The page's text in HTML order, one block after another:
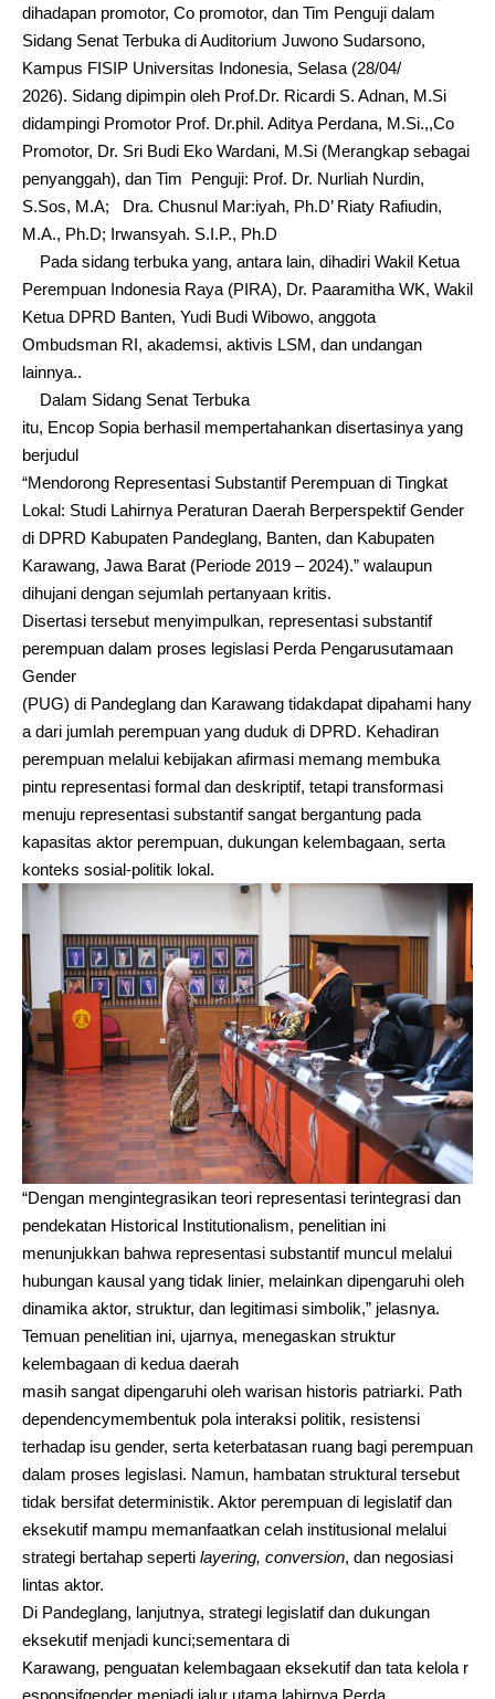
dihadapan promotor, Co promotor, dan Tim Penguji dalam
Sidang Senat Terbuka di Auditorium Juwono Sudarsono,
Kampus FISIP Universitas Indonesia, Selasa (28/04/
2026). Sidang dipimpin oleh Prof.Dr. Ricardi S. Adnan, M.Si
didampingi Promotor Prof. Dr.phil. Aditya Perdana, M.Si.,,Co
Promotor, Dr. Sri Budi Eko Wardani, M.Si (Merangkap sebagai
penyanggah), dan Tim Penguji: Prof. Dr. Nurliah Nurdin,
S.Sos, M.A; Dra. Chusnul Mar:iyah, Ph.D’ Riaty Rafiudin,
M.A., Ph.D; Irwansyah. S.I.P., Ph.D
Pada sidang terbuka yang, antara lain, dihadiri Wakil Ketua
Perempuan Indonesia Raya (PIRA), Dr. Paaramitha WK, Wakil
Ketua DPRD Banten, Yudi Budi Wibowo, anggota
Ombudsman RI, akademsi, aktivis LSM, dan undangan
lainnya..
Dalam Sidang Senat Terbuka
itu, Encop Sopia berhasil mempertahankan disertasinya yang
berjudul
“Mendorong Representasi Substantif Perempuan di Tingkat
Lokal: Studi Lahirnya Peraturan Daerah Berperspektif Gender
di DPRD Kabupaten Pandeglang, Banten, dan Kabupaten
Karawang, Jawa Barat (Periode 2019 – 2024).” walaupun
dihujani dengan sejumlah pertanyaan kritis.
Disertasi tersebut menyimpulkan, representasi substantif
perempuan dalam proses legislasi Perda Pengarusutamaan
Gender
(PUG) di Pandeglang dan Karawang tidakdapat dipahami hany
a dari jumlah perempuan yang duduk di DPRD. Kehadiran
perempuan melalui kebijakan afirmasi memang membuka
pintu representasi formal dan deskriptif, tetapi transformasi
menuju representasi substantif sangat bergantung pada
kapasitas aktor perempuan, dukungan kelembagaan, serta
konteks sosial-politik lokal.
“Dengan mengintegrasikan teori representasi terintegrasi dan
pendekatan Historical Institutionalism, penelitian ini
menunjukkan bahwa representasi substantif muncul melalui
hubungan kausal yang tidak linier, melainkan dipengaruhi oleh
dinamika aktor, struktur, dan legitimasi simbolik,” jelasnya.
Temuan penelitian ini, ujarnya, menegaskan struktur
kelembagaan di kedua daerah
masih sangat dipengaruhi oleh warisan historis patriarki. Path
dependencymembentuk pola interaksi politik, resistensi
terhadap isu gender, serta keterbatasan ruang bagi perempuan
dalam proses legislasi. Namun, hambatan struktural tersebut
tidak bersifat deterministik. Aktor perempuan di legislatif dan
eksekutif mampu memanfaatkan celah institusional melalui
strategi bertahap seperti layering, conversion, dan negosiasi
lintas aktor.
Di Pandeglang, lanjutnya, strategi legislatif dan dukungan
eksekutif menjadi kunci;sementara di
Karawang, penguatan kelembagaan eksekutif dan tata kelola r